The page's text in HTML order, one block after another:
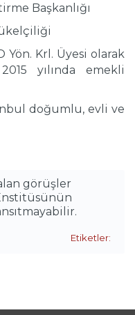
Başkanlığı
Krl. Üyesi olarak
yılında emekli
doğumlu, evli ve
görüşler
Etiketler: